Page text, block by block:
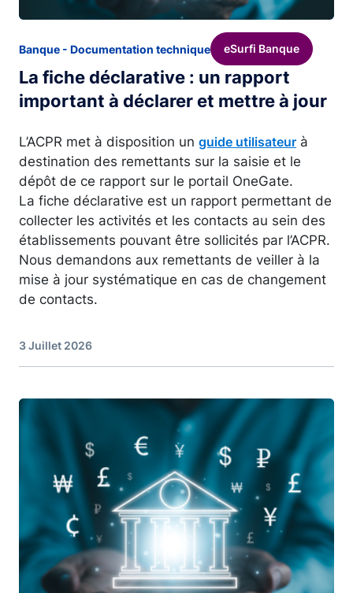
La fiche déclarative : un rapport
important à déclarer et mettre à jour
Banque - Documentation technique eSurfi Banque
L’ACPR met à disposition un guide utilisateur à
destination des remettants sur la saisie et le
dépôt de ce rapport sur le portail OneGate.
La fiche déclarative est un rapport permettant de
collecter les activités et les contacts au sein des
établissements pouvant être sollicités par l’ACPR.
Nous demandons aux remettants de veiller à la
mise à jour systématique en cas de changement
de contacts.
3 Juillet 2026